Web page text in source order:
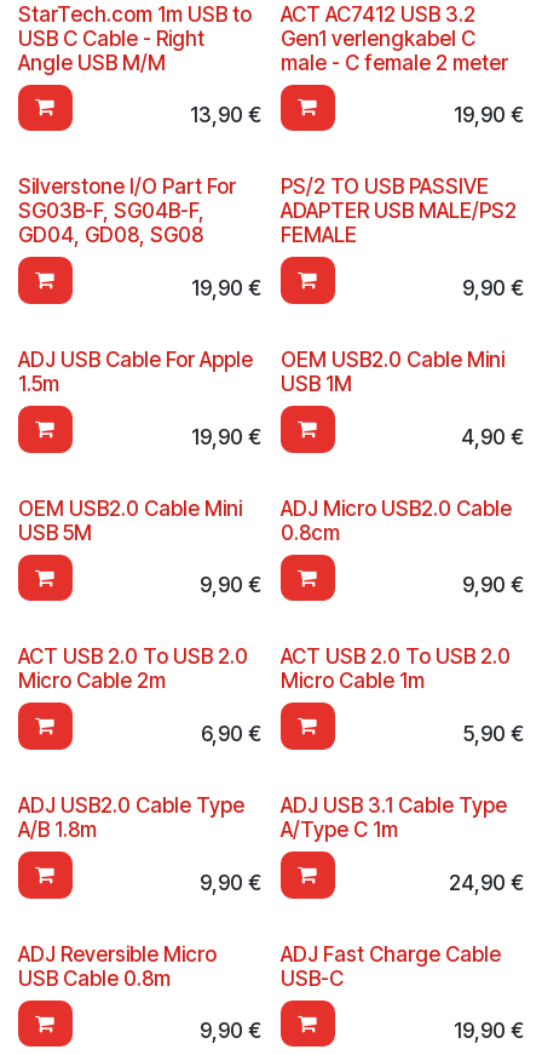
StarTech.com 1m USB to
USB C Cable - Right
Angle USB M/M
13,90 €
ACT AC7412 USB 3.2
Gen1 verlengkabel C
male - C female 2 meter
19,90 €
Silverstone I/O Part For
SG03B-F, SG04B-F,
GD04, GD08, SG08
19,90 €
PS/2 TO USB PASSIVE
ADAPTER USB MALE/PS2
FEMALE
9,90 €
ADJ USB Cable For Apple
1.5m
19,90 €
OEM USB2.0 Cable Mini
USB 1M
4,90 €
OEM USB2.0 Cable Mini
USB 5M
9,90 €
ADJ Micro USB2.0 Cable
0.8cm
9,90 €
ACT USB 2.0 To USB 2.0
Micro Cable 2m
6,90 €
ACT USB 2.0 To USB 2.0
Micro Cable 1m
5,90 €
ADJ USB2.0 Cable Type
A/B 1.8m
9,90 €
ADJ USB 3.1 Cable Type
A/Type C 1m
24,90 €
ADJ Reversible Micro
USB Cable 0.8m
9,90 €
ADJ Fast Charge Cable
USB-C
19,90 €